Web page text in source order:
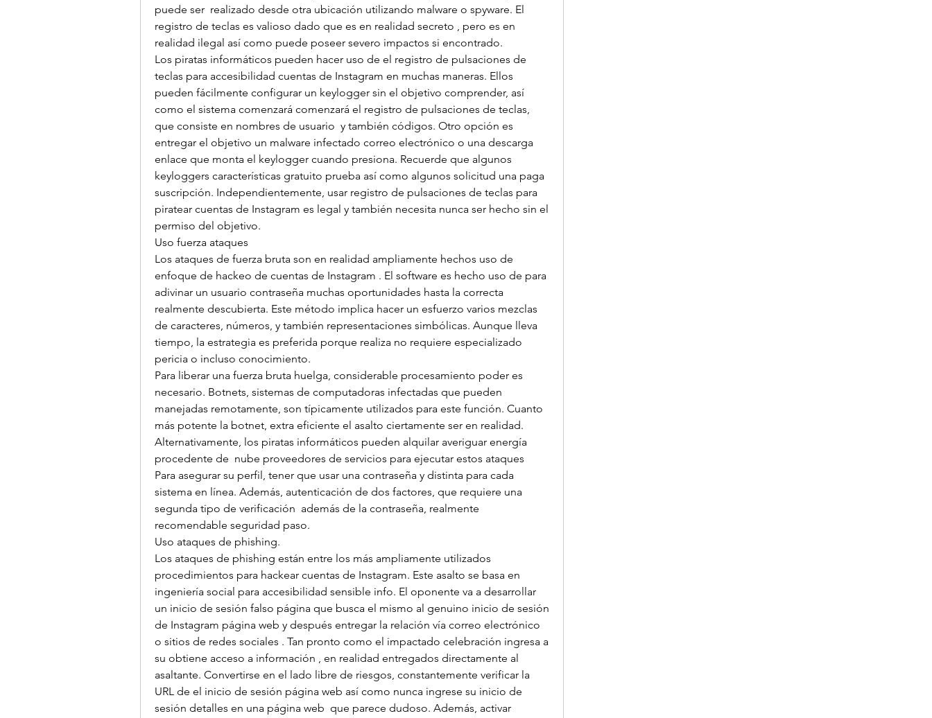
puede ser  realizado desde otra ubicación utilizando malware o spyware. El
registro de teclas es valioso dado que es en realidad secreto , pero es en
realidad ilegal así como puede poseer severo impactos si encontrado.
Los piratas informáticos pueden hacer uso de el registro de pulsaciones de
teclas para accesibilidad cuentas de Instagram en muchas maneras. Ellos
pueden fácilmente configurar un keylogger sin el objetivo comprender, así
como el sistema comenzará comenzará el registro de pulsaciones de teclas,
que consiste en nombres de usuario  y también códigos. Otro opción es
entregar el objetivo un malware infectado correo electrónico o una descarga
enlace que monta el keylogger cuando presiona. Recuerde que algunos
keyloggers características gratuito prueba así como algunos solicitud una paga
suscripción. Independientemente, usar registro de pulsaciones de teclas para
piratear cuentas de Instagram es legal y también necesita nunca ser hecho sin el
permiso del objetivo.
Uso fuerza ataques
Los ataques de fuerza bruta son en realidad ampliamente hechos uso de
enfoque de hackeo de cuentas de Instagram . El software es hecho uso de para
adivinar un usuario contraseña muchas oportunidades hasta la correcta
realmente descubierta. Este método implica hacer un esfuerzo varios mezclas
de caracteres, números, y también representaciones simbólicas. Aunque lleva
tiempo, la estrategia es preferida porque realiza no requiere especializado
pericia o incluso conocimiento.
Para liberar una fuerza bruta huelga, considerable procesamiento poder es
necesario. Botnets, sistemas de computadoras infectadas que pueden
manejadas remotamente, son típicamente utilizados para este función. Cuanto
más potente la botnet, extra eficiente el asalto ciertamente ser en realidad.
Alternativamente, los piratas informáticos pueden alquilar averiguar energía
procedente de  nube proveedores de servicios para ejecutar estos ataques
Para asegurar su perfil, tener que usar una contraseña y distinta para cada
sistema en línea. Además, autenticación de dos factores, que requiere una
segunda tipo de verificación  además de la contraseña, realmente
recomendable seguridad paso.
Uso ataques de phishing.
Los ataques de phishing están entre los más ampliamente utilizados
procedimientos para hackear cuentas de Instagram. Este asalto se basa en
ingeniería social para accesibilidad sensible info. El oponente va a desarrollar
un inicio de sesión falso página que busca el mismo al genuino inicio de sesión
de Instagram página web y después entregar la relación vía correo electrónico
o sitios de redes sociales . Tan pronto como el impactado celebración ingresa a
su obtiene acceso a información , en realidad entregados directamente al
asaltante. Convertirse en el lado libre de riesgos, constantemente verificar la
URL de el inicio de sesión página web así como nunca ingrese su inicio de
sesión detalles en una página web  que parece dudoso. Además, activar